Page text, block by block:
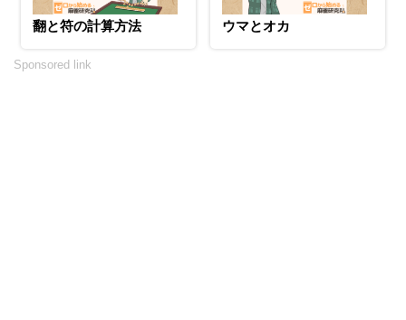
翻と符の計算方法 ウマとオカ
Sponsored link